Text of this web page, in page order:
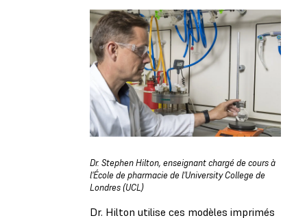
Dr. Stephen Hilton, enseignant chargé de cours à
l'École de pharmacie de l'University College de
Londres (UCL)
Dr. Hilton utilise ces modèles imprimés